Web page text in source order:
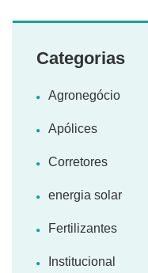
Categorias
Agronegócio
Apólices
Corretores
energia solar
Fertilizantes
Institucional